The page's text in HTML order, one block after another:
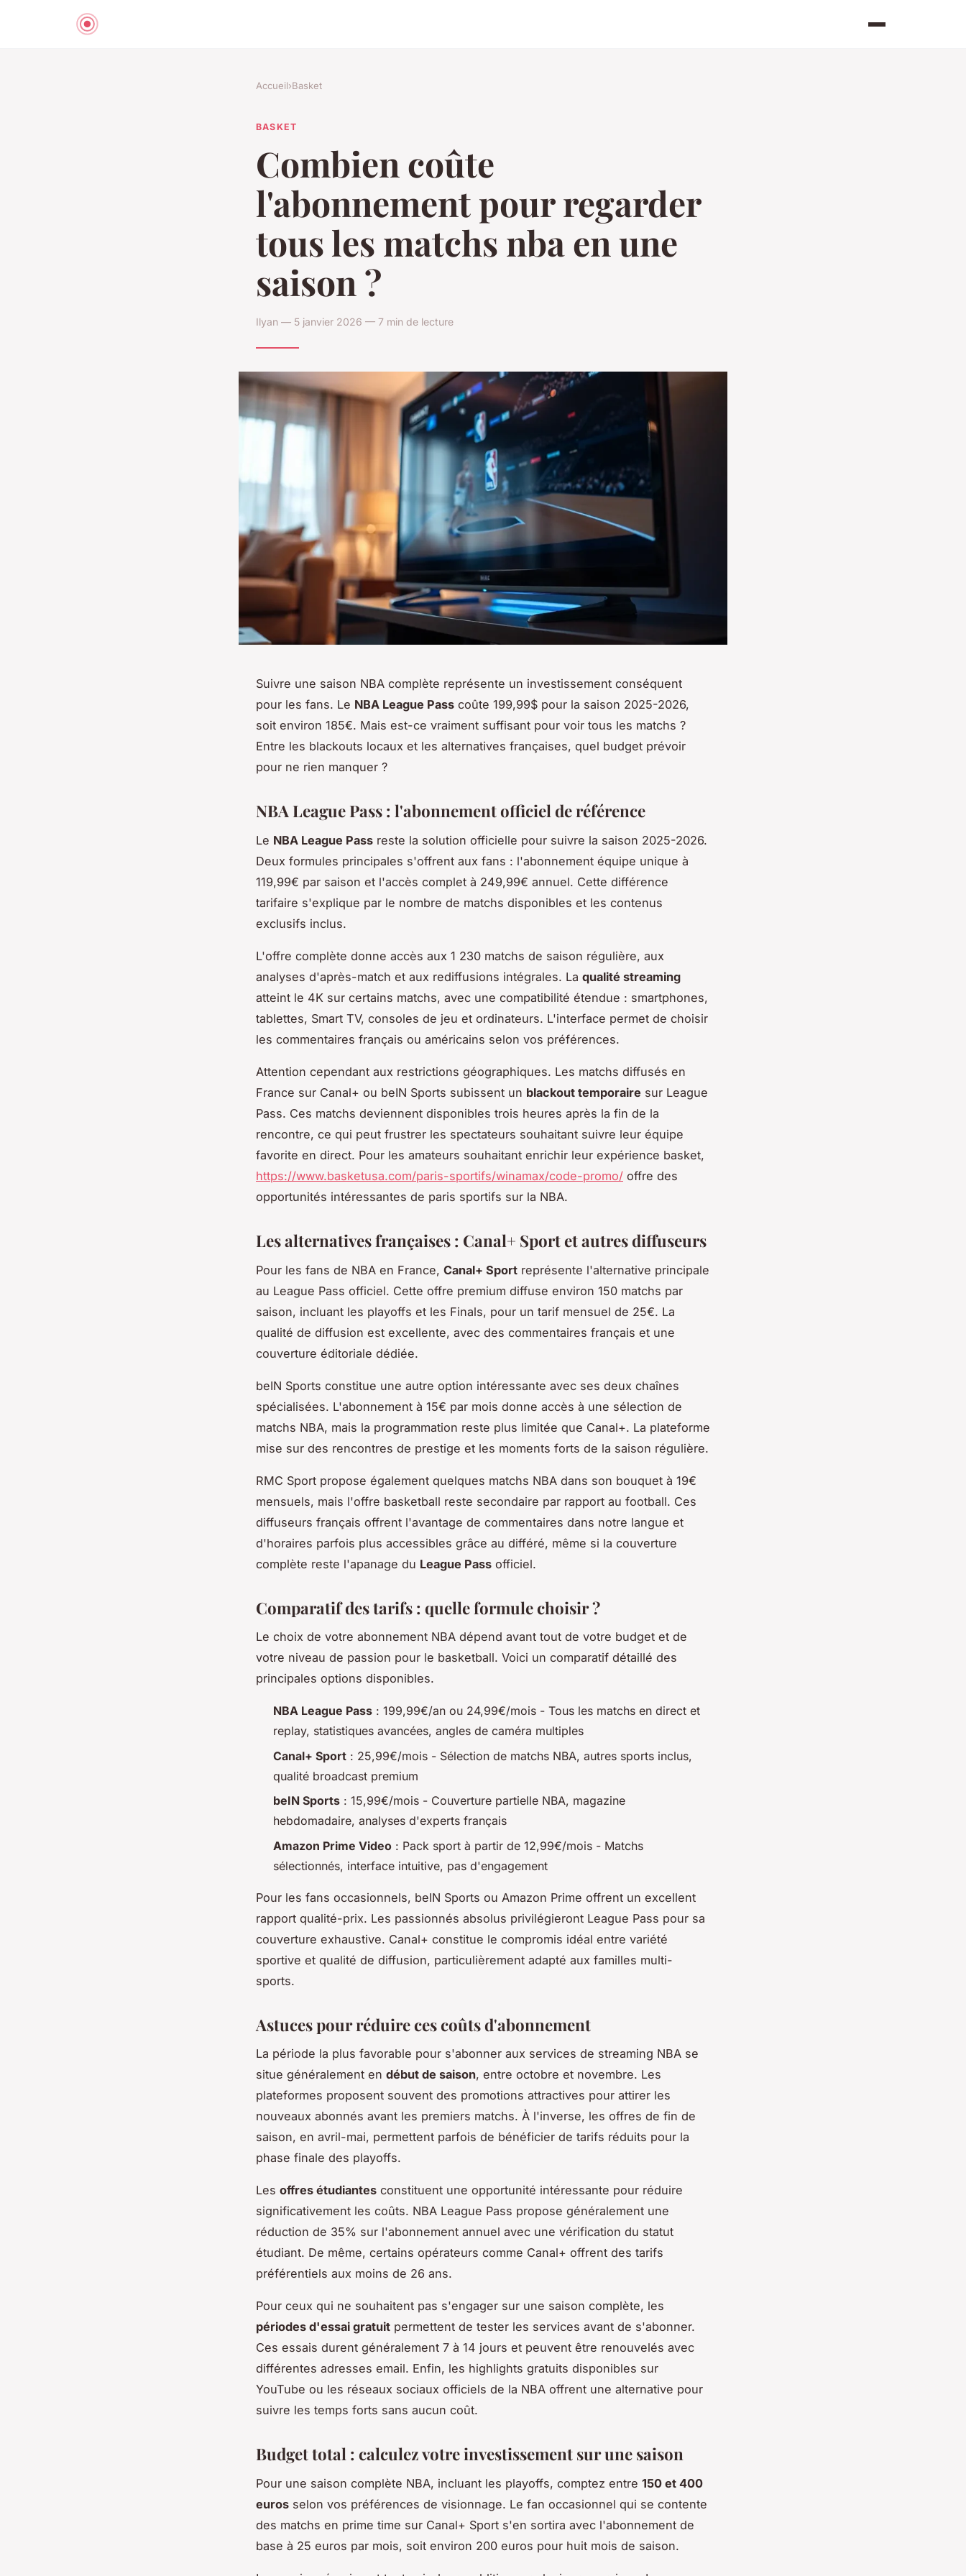
Accueil›Basket
BASKET
Combien coûte
l'abonnement pour regarder
tous les matchs nba en une
saison ?
Ilyan — 5 janvier 2026 — 7 min de lecture
Suivre une saison NBA complète représente un investissement conséquent
pour les fans. Le NBA League Pass coûte 199,99$ pour la saison 2025-2026,
soit environ 185€. Mais est-ce vraiment suffisant pour voir tous les matchs ?
Entre les blackouts locaux et les alternatives françaises, quel budget prévoir
pour ne rien manquer ?
NBA League Pass : l'abonnement officiel de référence
Le NBA League Pass reste la solution officielle pour suivre la saison 2025-2026.
Deux formules principales s'offrent aux fans : l'abonnement équipe unique à
119,99€ par saison et l'accès complet à 249,99€ annuel. Cette différence
tarifaire s'explique par le nombre de matchs disponibles et les contenus
exclusifs inclus.
L'offre complète donne accès aux 1 230 matchs de saison régulière, aux
analyses d'après-match et aux rediffusions intégrales. La qualité streaming
atteint le 4K sur certains matchs, avec une compatibilité étendue : smartphones,
tablettes, Smart TV, consoles de jeu et ordinateurs. L'interface permet de choisir
les commentaires français ou américains selon vos préférences.
Attention cependant aux restrictions géographiques. Les matchs diffusés en
France sur Canal+ ou beIN Sports subissent un blackout temporaire sur League
Pass. Ces matchs deviennent disponibles trois heures après la fin de la
rencontre, ce qui peut frustrer les spectateurs souhaitant suivre leur équipe
favorite en direct. Pour les amateurs souhaitant enrichir leur expérience basket,
https://www.basketusa.com/paris-sportifs/winamax/code-promo/ offre des
opportunités intéressantes de paris sportifs sur la NBA.
Les alternatives françaises : Canal+ Sport et autres diffuseurs
Pour les fans de NBA en France, Canal+ Sport représente l'alternative principale
au League Pass officiel. Cette offre premium diffuse environ 150 matchs par
saison, incluant les playoffs et les Finals, pour un tarif mensuel de 25€. La
qualité de diffusion est excellente, avec des commentaires français et une
couverture éditoriale dédiée.
beIN Sports constitue une autre option intéressante avec ses deux chaînes
spécialisées. L'abonnement à 15€ par mois donne accès à une sélection de
matchs NBA, mais la programmation reste plus limitée que Canal+. La plateforme
mise sur des rencontres de prestige et les moments forts de la saison régulière.
RMC Sport propose également quelques matchs NBA dans son bouquet à 19€
mensuels, mais l'offre basketball reste secondaire par rapport au football. Ces
diffuseurs français offrent l'avantage de commentaires dans notre langue et
d'horaires parfois plus accessibles grâce au différé, même si la couverture
complète reste l'apanage du League Pass officiel.
Comparatif des tarifs : quelle formule choisir ?
Le choix de votre abonnement NBA dépend avant tout de votre budget et de
votre niveau de passion pour le basketball. Voici un comparatif détaillé des
principales options disponibles.
NBA League Pass : 199,99€/an ou 24,99€/mois - Tous les matchs en direct et
replay, statistiques avancées, angles de caméra multiples
Canal+ Sport : 25,99€/mois - Sélection de matchs NBA, autres sports inclus,
qualité broadcast premium
beIN Sports : 15,99€/mois - Couverture partielle NBA, magazine
hebdomadaire, analyses d'experts français
Amazon Prime Video : Pack sport à partir de 12,99€/mois - Matchs
sélectionnés, interface intuitive, pas d'engagement
Pour les fans occasionnels, beIN Sports ou Amazon Prime offrent un excellent
rapport qualité-prix. Les passionnés absolus privilégieront League Pass pour sa
couverture exhaustive. Canal+ constitue le compromis idéal entre variété
sportive et qualité de diffusion, particulièrement adapté aux familles multi-
sports.
Astuces pour réduire ces coûts d'abonnement
La période la plus favorable pour s'abonner aux services de streaming NBA se
situe généralement en début de saison, entre octobre et novembre. Les
plateformes proposent souvent des promotions attractives pour attirer les
nouveaux abonnés avant les premiers matchs. À l'inverse, les offres de fin de
saison, en avril-mai, permettent parfois de bénéficier de tarifs réduits pour la
phase finale des playoffs.
Les offres étudiantes constituent une opportunité intéressante pour réduire
significativement les coûts. NBA League Pass propose généralement une
réduction de 35% sur l'abonnement annuel avec une vérification du statut
étudiant. De même, certains opérateurs comme Canal+ offrent des tarifs
préférentiels aux moins de 26 ans.
Pour ceux qui ne souhaitent pas s'engager sur une saison complète, les
périodes d'essai gratuit permettent de tester les services avant de s'abonner.
Ces essais durent généralement 7 à 14 jours et peuvent être renouvelés avec
différentes adresses email. Enfin, les highlights gratuits disponibles sur
YouTube ou les réseaux sociaux officiels de la NBA offrent une alternative pour
suivre les temps forts sans aucun coût.
Budget total : calculez votre investissement sur une saison
Pour une saison complète NBA, incluant les playoffs, comptez entre 150 et 400
euros selon vos préférences de visionnage. Le fan occasionnel qui se contente
des matchs en prime time sur Canal+ Sport s'en sortira avec l'abonnement de
base à 25 euros par mois, soit environ 200 euros pour huit mois de saison.